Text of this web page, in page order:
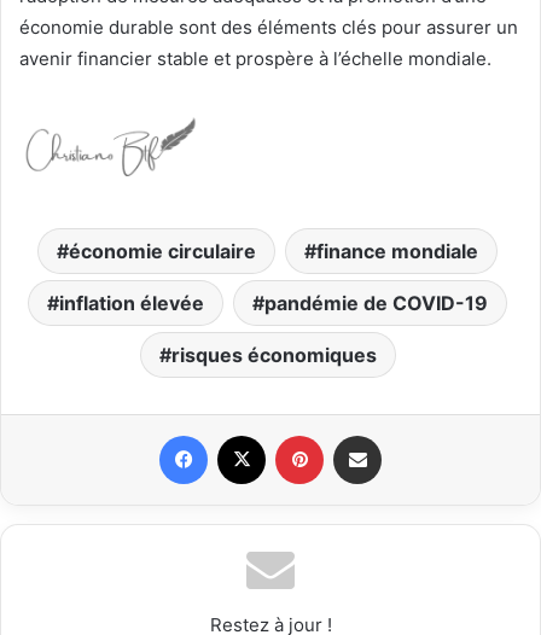
économie durable sont des éléments clés pour assurer un
avenir financier stable et prospère à l’échelle mondiale.
économie circulaire finance mondiale
inflation élevée pandémie de COVID-19
risques économiques
Restez à jour !